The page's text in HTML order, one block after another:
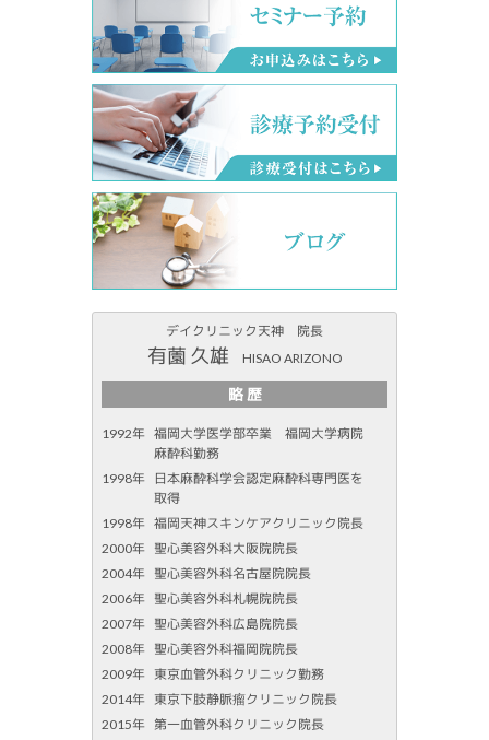
デイクリニック天神 院長
有薗 久雄 HISAO ARIZONO
略 歴
1992年 福岡大学医学部卒業 福岡大学病院
麻酔科勤務
1998年
日本麻酔科学会認定麻酔科専門医を
取得
1998年 福岡天神スキンケアクリニック院長
2000年 聖心美容外科大阪院院長
2004年 聖心美容外科名古屋院院長
2006年 聖心美容外科札幌院院長
2007年 聖心美容外科広島院院長
2008年 聖心美容外科福岡院院長
2009年 東京血管外科クリニック勤務
2014年 東京下肢静脈瘤クリニック院長
2015年 第一血管外科クリニック院長